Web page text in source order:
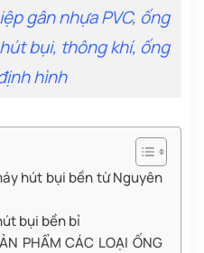
gân nhựa PVC, ống
bụi, thông khí, ống
hình
hút bụi bền từ Nguyên
bụi bền bỉ
PHẨM CÁC LOẠI ỐNG